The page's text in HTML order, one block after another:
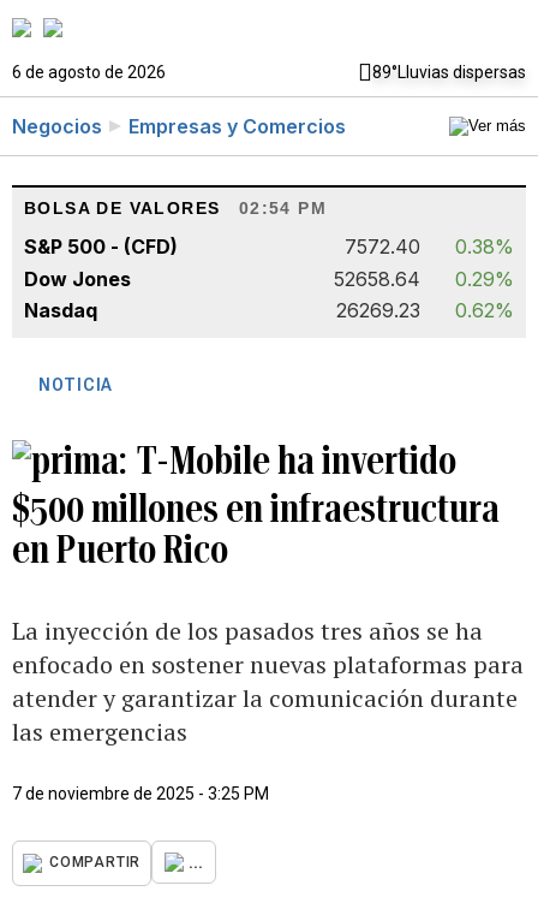
6 de agosto de 2026 89°Lluvias dispersas
Negocios Empresas y Comercios
BOLSA DE VALORES 02:54 PM
S&P 500 - (CFD) 7572.40
0.38%
Dow Jones
52658.64
0.29%
Nasdaq
26269.23 0.62%
NOTICIA
T-Mobile ha invertido
$500 millones en infraestructura
en Puerto Rico
La inyección de los pasados tres años se ha
enfocado en sostener nuevas plataformas para
atender y garantizar la comunicación durante
las emergencias
7 de noviembre de 2025 - 3:25 PM
COMPARTIR ...